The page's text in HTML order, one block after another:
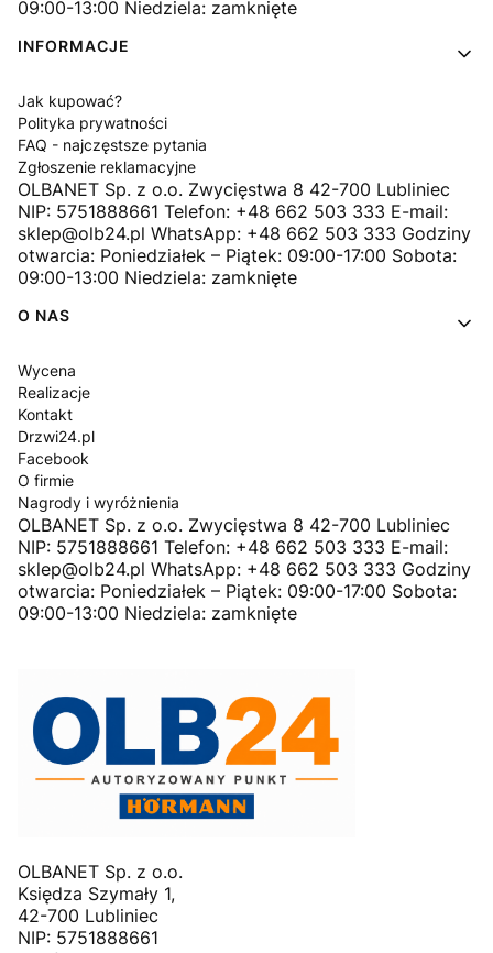
09:00-13:00 Niedziela: zamknięte
INFORMACJE
Jak kupować?
Polityka prywatności
FAQ - najczęstsze pytania
Zgłoszenie reklamacyjne
OLBANET Sp. z o.o. Zwycięstwa 8 42-700 Lubliniec
NIP: 5751888661 Telefon: +48 662 503 333 E-mail:
sklep@olb24.pl WhatsApp: +48 662 503 333 Godziny
otwarcia: Poniedziałek – Piątek: 09:00-17:00 Sobota:
09:00-13:00 Niedziela: zamknięte
O NAS
Wycena
Realizacje
Kontakt
Drzwi24.pl
Facebook
O firmie
Nagrody i wyróżnienia
OLBANET Sp. z o.o. Zwycięstwa 8 42-700 Lubliniec
NIP: 5751888661 Telefon: +48 662 503 333 E-mail:
sklep@olb24.pl WhatsApp: +48 662 503 333 Godziny
otwarcia: Poniedziałek – Piątek: 09:00-17:00 Sobota:
09:00-13:00 Niedziela: zamknięte
OLBANET Sp. z o.o.
Księdza Szymały 1,
42-700 Lubliniec
NIP: 5751888661